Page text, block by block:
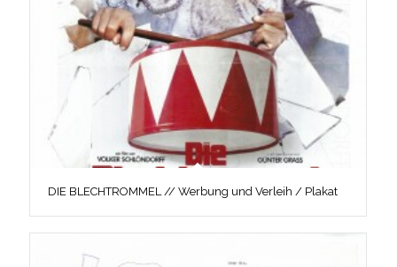
DIE BLECHTROMMEL // Werbung und Verleih / Plakat